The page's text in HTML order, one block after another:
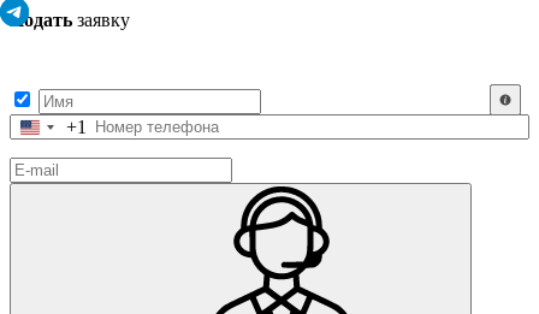
Подать заявку
Соединенные
+1
+1